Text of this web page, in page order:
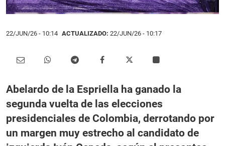
22/JUN/26 - 10:14 ACTUALIZADO: 22/JUN/26 - 10:17
Abelardo de la Espriella ha ganado la
segunda vuelta de las elecciones
presidenciales de Colombia, derrotando por
un margen muy estrecho al candidato de